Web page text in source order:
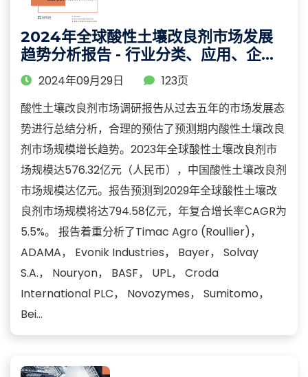
2024年全球酸性土壤改良剂市场发展
趋势分析报告 - 行业分类、应用、企业
及区域分析
2024年09月29日
123页
酸性土壤改良剂市场调研报告从过去五年的市场发展态
势进行总结分析，合理的预估了预测期内酸性土壤改良
剂市场规模增长趋势。2023年全球酸性土壤改良剂市
场规模达576.32亿元（人民币），中国酸性土壤改良剂
市场规模达亿元。报告预测到2029年全球酸性土壤改
良剂市场规模将达794.58亿元，年复合增长率CAGR为
5.5%。 报告着重分析了Timac Agro (Roullier)，
ADAMA， Evonik Industries， Bayer， Solvay
S.A.， Nouryon， BASF， UPL， Croda
International PLC， Novozymes， Sumitomo，
Bei...